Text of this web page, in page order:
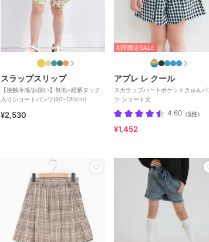
スラップスリップ
【接触冷感/お揃い】無地+総柄タック
入りショートパンツ(90~130cm)
¥2,530
期間限定SALE
アプレ レ クール
スカラップハートポケットきゅんパ
ツ ショート丈
4.60 （5件）
¥1,452